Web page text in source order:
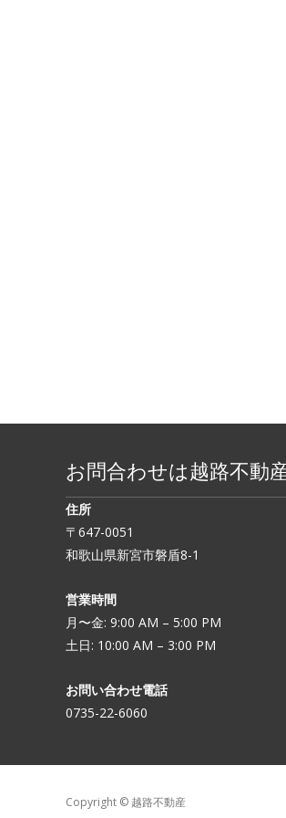
お問合わせは越路不動
住所
〒647-0051
和歌山県新宮市磐盾8-1
営業時間
月〜金: 9:00 AM – 5:00 PM
土日: 10:00 AM – 3:00 PM
お問い合わせ電話
0735-22-6060
Copyright © 越路不動産